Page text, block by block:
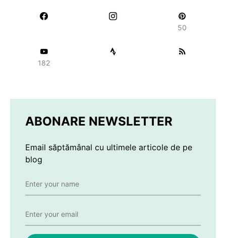
50
182
ABONARE NEWSLETTER
Email săptămânal cu ultimele articole de pe
blog